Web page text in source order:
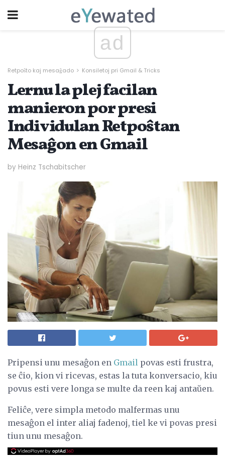
ad
Retpoŝto kaj mesaĝado Konsiletoj pri Gmail & Tricks
Lernu la plej facilan
manieron por presi
Individulan Retpoŝtan
Mesaĝon en Gmail
by Heinz Tschabitscher
Pripensi unu mesaĝon en Gmail povas esti frustra,
se ĉio, kion vi ricevas, estas la tuta konversacio, kiu
povus esti vere longa se multe da reen kaj antaŭen.
Feliĉe, vere simpla metodo malfermas unu
mesaĝon el inter aliaj fadenoj, tiel ke vi povas presi
tiun unu mesaĝon.